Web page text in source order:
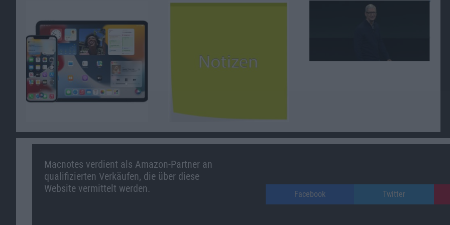
Macnotes verdient als Amazon-Partner an
qualifizierten Verkäufen, die über diese
Website vermittelt werden.
Facebook Twitter